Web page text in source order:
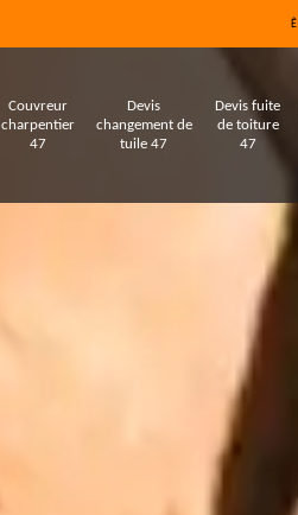
Couvreur
charpentier
47
Devis
changement de
tuile 47
Devis fuite
de toiture
47